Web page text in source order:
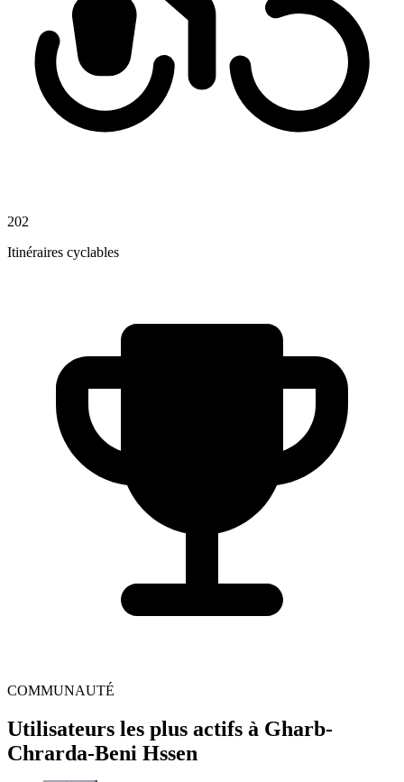
202
Itinéraires cyclables
COMMUNAUTÉ
Utilisateurs les plus actifs à Gharb-
Chrarda-Beni Hssen